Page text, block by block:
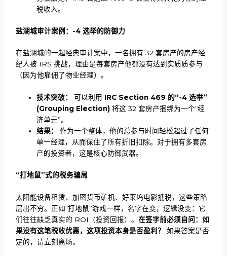
税收入。
盐湖城审计案例： -4 选举的防御力
在盐湖城的一起经典审计案中，一名拥有 32 套房产的房产经
纪人被 IRS 挑战，理由是每套房产他都没有达到实质质参与
（因为他雇佣了物业经理）。
技术突破： 可以利用 IRC Section 469 的“-4 选举”
(Grouping Election) 将这 32 套房产捆绑为一个“经
济单元”。
结果：
作为一个整体，他的总参与时间轻松超过了任何
单一经理，从而保住了所有折旧扣除。对于拥有多套房
产的投资者，这是核心防御武器。
“打地鼠”式的税务骗局
太阳能设备租赁、加密货币矿机、好莱坞电影抵税，这些策略
层出不穷。正如“打地鼠”游戏一样，名字在变，逻辑没变：它
们往往缺乏真实的 ROI（投资回报）。在签字前必须自问：如
果没有这笔税收优惠，这项投资本身是否盈利？
如果答案是否
定的，请立刻离场。